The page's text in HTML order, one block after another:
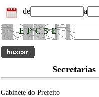
de a
Secretarias
Gabinete do Prefeito